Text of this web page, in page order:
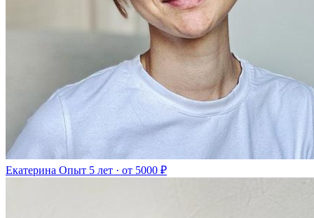
Екатерина Опыт 5 лет · от 5000 ₽